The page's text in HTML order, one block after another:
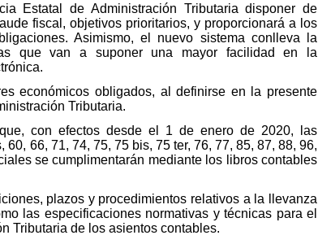
Estatal de Administración Tributaria disponer de
fiscal, objetivos prioritarios, y proporcionará a los
Asimismo, el nuevo sistema conlleva la
que van a suponer una mayor facilidad en la
económicos obligados, al definirse en la presente
Tributaria.
con efectos desde el 1 de enero de 2020, las
66, 71, 74, 75, 75 bis, 75 ter, 76, 77, 85, 87, 88, 96,
se cumplimentarán mediante los libros contables
plazos y procedimientos relativos a la llevanza
las especificaciones normativas y técnicas para el
Tributaria de los asientos contables.